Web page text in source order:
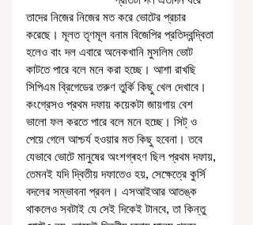
তাদের নিজের নিজের মত করে ভোটের প্রচার
করেছে। মূলত তৃণমূল বনাম বিজেপির প্রতিদ্বন্দ্বিতা
হলেও বাং দল এবারে অনেকখানি মুসলিম ভোট
কাটতে পারে বলে মনে করা হচ্ছে। আশা রাখছি
সিপিএম ব্রিগেডের তরুণ তুর্কি কিছু খেল দেখাবে।
কংগ্রেসও প্রথম দফায় কয়েকটা জায়গায় বেশ
ভালো ফল করতে পারে বলে মনে হচ্ছে। সিট্ ও
পেয়ে গেলে আশ্চর্য হওয়ার মত কিছু হবেনা। তবে
যেভাবে ভোটে মানুষের অংশগ্ৰহণ ছিল প্রথম দফায়,
তেমনই যদি দ্বিতীয় দফাতেও হয়, সেক্ষেত্রে কুর্সি
বদলের সম্ভাবনা প্রবল। এসআইআর আতঙ্ক
থাকলেও সবটাই যে সেই দিকেই টানবে, তা কিন্তু